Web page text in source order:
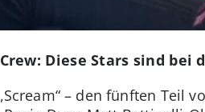
Diese Stars sind bei
– den fünften Teil